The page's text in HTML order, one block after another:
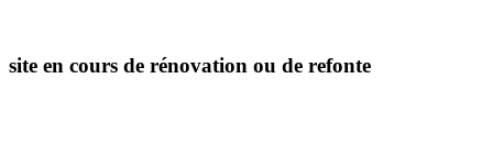
site en cours de rénovation ou de refonte